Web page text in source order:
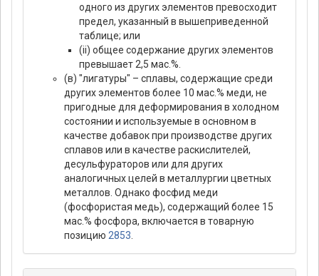
одного из других элементов превосходит
предел, указанный в вышеприведенной
таблице; или
(ii) общее содержание других элементов
превышает 2,5 мас.%.
(в) "лигатуры" – сплавы, содержащие среди
других элементов более 10 мас.% меди, не
пригодные для деформирования в холодном
состоянии и используемые в основном в
качестве добавок при производстве других
сплавов или в качестве раскислителей,
десульфураторов или для других
аналогичных целей в металлургии цветных
металлов. Однако фосфид меди
(фосфористая медь), содержащий более 15
мас.% фосфора, включается в товарную
позицию 2853